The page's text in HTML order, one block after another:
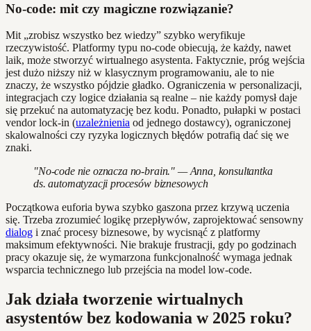
No-code: mit czy magiczne rozwiązanie?
Mit „zrobisz wszystko bez wiedzy” szybko weryfikuje
rzeczywistość. Platformy typu no-code obiecują, że każdy, nawet
laik, może stworzyć wirtualnego asystenta. Faktycznie, próg wejścia
jest dużo niższy niż w klasycznym programowaniu, ale to nie
znaczy, że wszystko pójdzie gładko. Ograniczenia w personalizacji,
integracjach czy logice działania są realne – nie każdy pomysł daje
się przekuć na automatyzację bez kodu. Ponadto, pułapki w postaci
vendor lock-in (uzależnienia od jednego dostawcy), ograniczonej
skalowalności czy ryzyka logicznych błędów potrafią dać się we
znaki.
"No-code nie oznacza no-brain." — Anna, konsultantka
ds. automatyzacji procesów biznesowych
Początkowa euforia bywa szybko gaszona przez krzywą uczenia
się. Trzeba zrozumieć logikę przepływów, zaprojektować sensowny
dialog i znać procesy biznesowe, by wycisnąć z platformy
maksimum efektywności. Nie brakuje frustracji, gdy po godzinach
pracy okazuje się, że wymarzona funkcjonalność wymaga jednak
wsparcia technicznego lub przejścia na model low-code.
Jak działa tworzenie wirtualnych
asystentów bez kodowania w 2025 roku?